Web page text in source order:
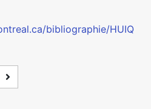
bibliographie/HUIQ